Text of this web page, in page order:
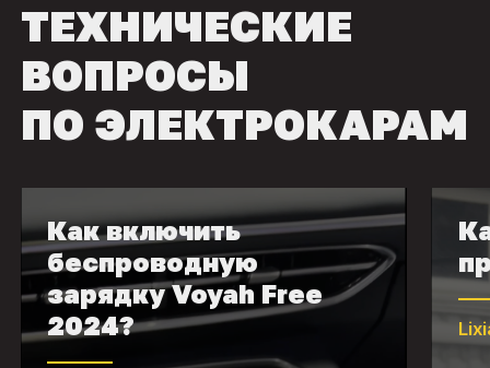
ТЕХНИЧЕСКИЕ
ВОПРОСЫ
ПО ЭЛЕКТРОКАРАМ
Как включить
беспроводную
зарядку Voyah Free
2024?